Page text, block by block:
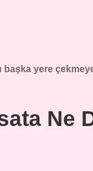
başka yere
Ne